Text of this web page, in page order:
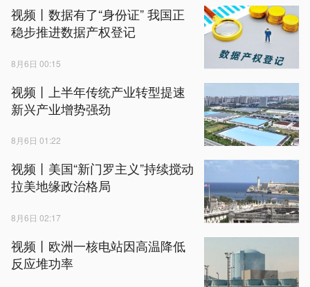
视频丨数据有了“身份证” 我国正
稳步推进数据产权登记
8月6日 00:15
视频丨上半年传统产业转型提速
新兴产业增势强劲
8月6日 01:22
视频丨美国“新门罗主义”持续搅动
拉美地缘政治格局
8月6日 02:17
视频丨欧洲一核电站因高温降低
反应堆功率